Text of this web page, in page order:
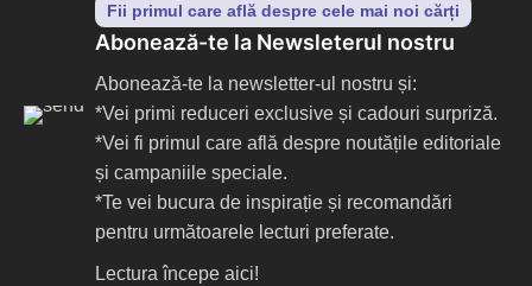
Fii primul care află despre cele mai noi cărți
Abonează-te la Newsleterul nostru
Abonează-te la newsletter-ul nostru și:
*Vei primi reduceri exclusive și cadouri surpriză.
*Vei fi primul care află despre noutățile editoriale
și campaniile speciale.
*Te vei bucura de inspirație și recomandări
pentru următoarele lecturi preferate.
Lectura începe aici!